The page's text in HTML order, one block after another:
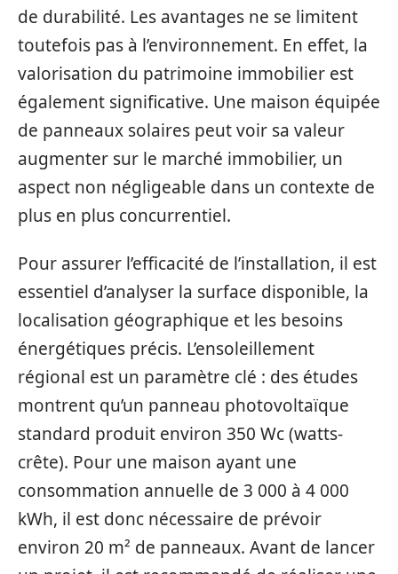
de durabilité. Les avantages ne se limitent
toutefois pas à l’environnement. En effet, la
valorisation du patrimoine immobilier est
également significative. Une maison équipée
de panneaux solaires peut voir sa valeur
augmenter sur le marché immobilier, un
aspect non négligeable dans un contexte de
plus en plus concurrentiel.
Pour assurer l’efficacité de l’installation, il est
essentiel d’analyser la surface disponible, la
localisation géographique et les besoins
énergétiques précis. L’ensoleillement
régional est un paramètre clé : des études
montrent qu’un panneau photovoltaïque
standard produit environ 350 Wc (watts-
crête). Pour une maison ayant une
consommation annuelle de 3 000 à 4 000
kWh, il est donc nécessaire de prévoir
environ 20 m² de panneaux. Avant de lancer